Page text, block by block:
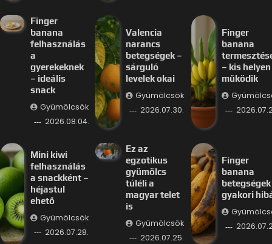
Finger
banana
felhasználás
a
gyerekeknek
– ideális
snack
Gyümölcsök
2026.08.04.
Valencia
narancs
betegségek –
sárguló
levelek okai
Gyümölcsök
2026.07.30.
Finger
banana
– kis
működik
Mini kiwi
felhasználás
a snackként –
héjastul
ehető
Gyümölcsök
2026.07.28.
Ez az
egzotikus
gyümölcs
túléli a
magyar telet
is
Gyümölcsök
2026.07.25.
Finger
banana
betegségek
gyakori